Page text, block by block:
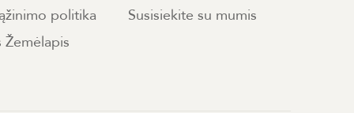
politika
Žemėlapis
Susisiekite su mumis